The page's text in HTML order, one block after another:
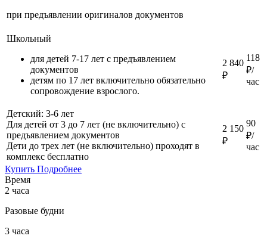
при предъявлении оригиналов документов
Школьный
для детей 7-17 лет с предъявлением
документов
детям по 17 лет включительно обязательно
сопровождение взрослого.
2 840
₽
118
₽/
час
Детский: 3-6 лет
Для детей от 3 до 7 лет (не включительно) с
предъявлением документов
Дети до трех лет (не включительно) проходят в
комплекс бесплатно
2 150
₽
90
₽/
час
Купить Подробнее
Время
2 часа
Разовые будни
3 часа